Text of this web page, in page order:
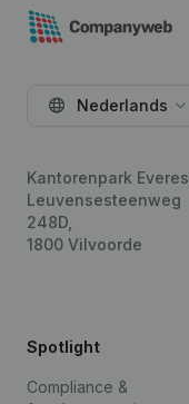
Nederlands
Kantorenpark
Leuvensesteenweg
248D,
1800 Vilvoorde
Spotlight
Compliance &